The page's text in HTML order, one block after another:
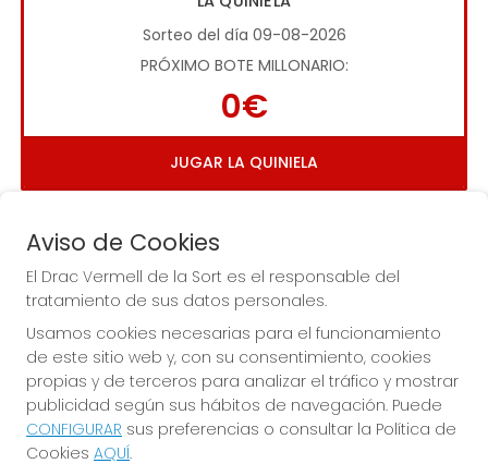
Sorteo del día 09-08-2026
PRÓXIMO BOTE MILLONARIO:
0€
JUGAR LA QUINIELA
Imagen anterior
EL DRAC VERMELL DE LA SORT
¿Quiénes somos?
Comprar lotería
Aviso de Cookies
El Drac Vermell de la Sort es el responsable del
tratamiento de sus datos personales.
Usamos cookies necesarias para el funcionamiento
de este sitio web y, con su consentimiento, cookies
propias y de terceros para analizar el tráfico y mostrar
publicidad según sus hábitos de navegación. Puede
CONFIGURAR sus preferencias o consultar la Política de
Cookies AQUÍ.